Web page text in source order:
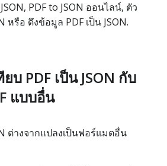
PDF to JSON ออนไลน์, ตัว
หรือ ดึงข้อมูล PDF เป็น JSON.
ยบ PDF เป็น JSON กับ
แบบอื่น
ต่างจากแปลงเป็นฟอร์แมตอื่น